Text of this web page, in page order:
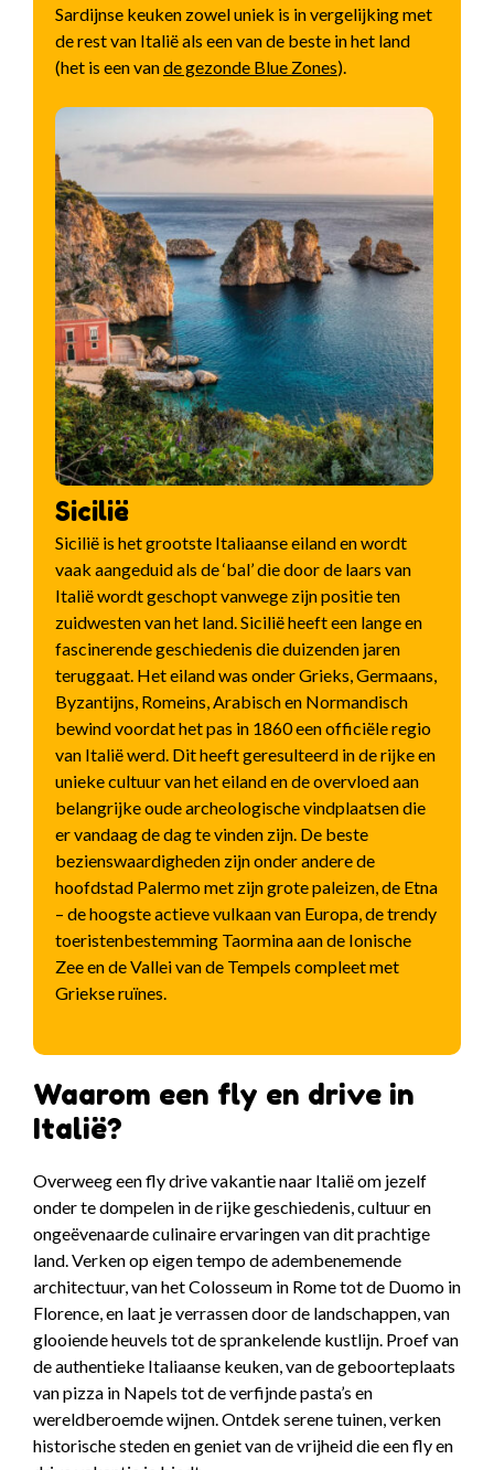
Sardijnse keuken zowel uniek is in vergelijking met
de rest van Italië als een van de beste in het land
(het is een vande gezonde Blue Zones).
Sicilië
Sicilië is het grootste Italiaanse eiland en wordt
vaak aangeduid als de ‘bal’ die door de laars van
Italië wordt geschopt vanwege zijn positie ten
zuidwesten van het land. Sicilië heeft een lange en
fascinerende geschiedenis die duizenden jaren
teruggaat. Het eiland was onder Grieks, Germaans,
Byzantijns, Romeins, Arabisch en Normandisch
bewind voordat het pas in 1860 een officiële regio
van Italië werd. Dit heeft geresulteerd in de rijke en
unieke cultuur van het eiland en de overvloed aan
belangrijke oude archeologische vindplaatsen die
er vandaag de dag te vinden zijn. De beste
bezienswaardigheden zijn onder andere de
hoofdstad Palermo met zijn grote paleizen, de Etna
– de hoogste actieve vulkaan van Europa, de trendy
toeristenbestemming Taormina aan de Ionische
Zee en de Vallei van de Tempels compleet met
Griekse ruïnes.
Waarom een fly en drive in
Italië?
Overweeg een fly drive vakantie naar Italië om jezelf
onder te dompelen in de rijke geschiedenis, cultuur en
ongeëvenaarde culinaire ervaringen van dit prachtige
land. Verken op eigen tempo de adembenemende
architectuur, van het Colosseum in Rome tot de Duomo in
Florence, en laat je verrassen door de landschappen, van
glooiende heuvels tot de sprankelende kustlijn. Proef van
de authentieke Italiaanse keuken, van de geboorteplaats
van pizza in Napels tot de verfijnde pasta’s en
wereldberoemde wijnen. Ontdek serene tuinen, verken
historische steden en geniet van de vrijheid die een fly en